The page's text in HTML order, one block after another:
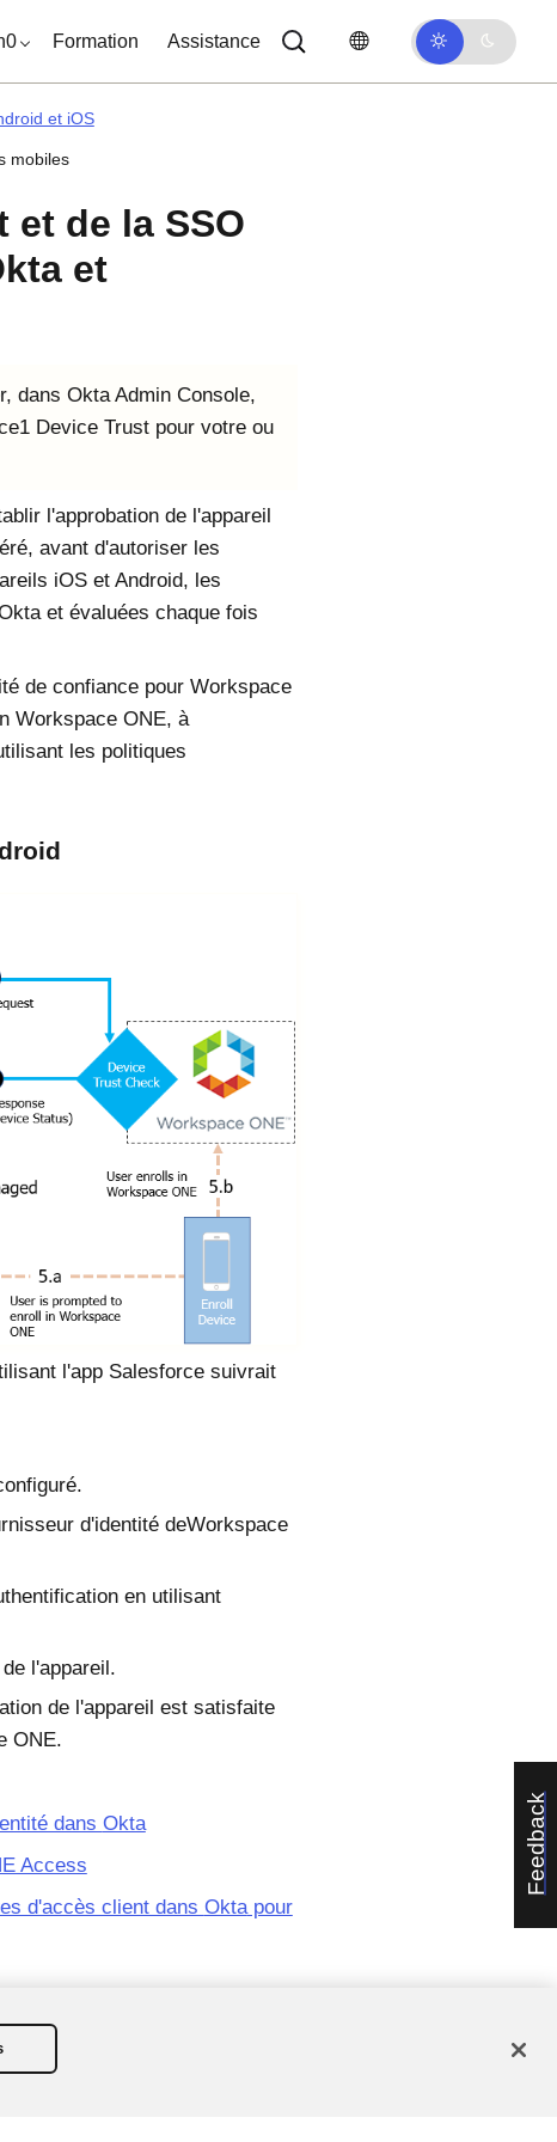
Formation Assistance
Feedback
et iOS
mobiles
de la SSO
et
dans Okta Admin Console,
Device Trust pour votre ou
l'approbation de l'appareil
avant d'autoriser les
iOSet Android, les
et évaluées chaque fois
de confiance pour Workspace
Workspace ONE, à
les politiques
l'app Salesforcesuivrait
d'identité deWorkspace
en utilisant
l'appareil.
de l'appareil est satisfaite
ONE.
dans Okta
Access
d'accès client dans Oktapour